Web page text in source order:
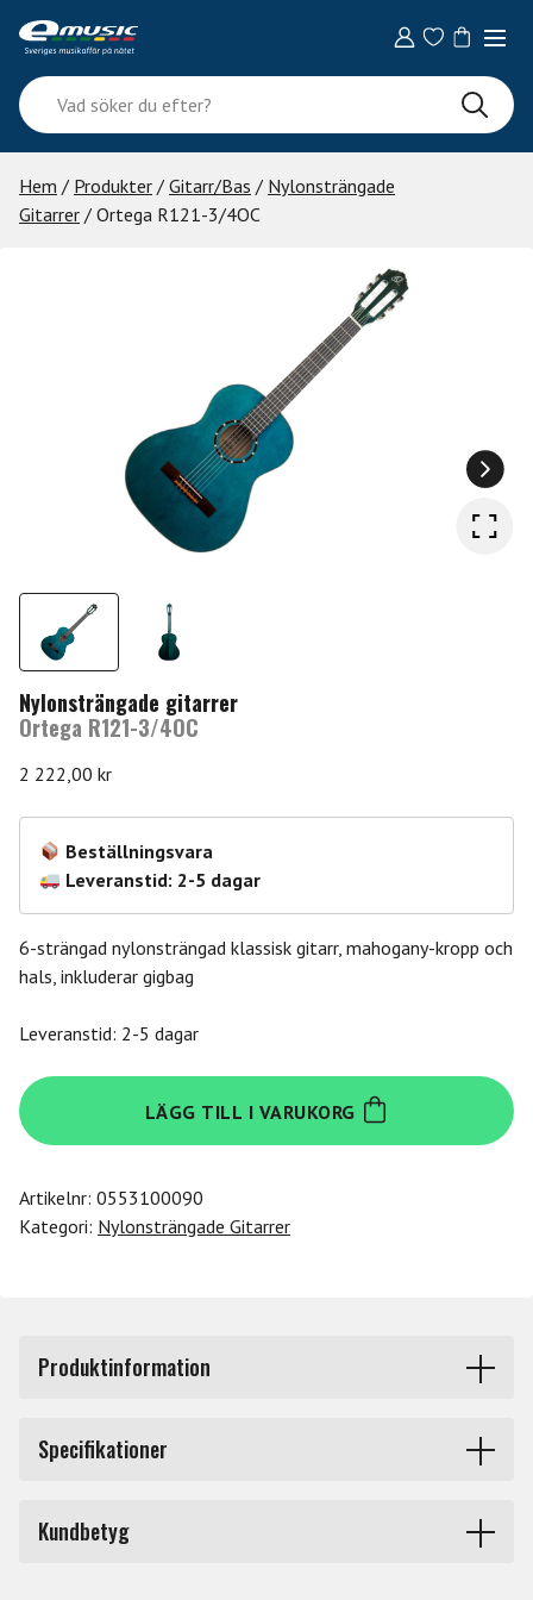
content
Vad
söker
du
efter?
Hem / Produkter / Gitarr/Bas / Nylonsträngade
Gitarrer / Ortega R121-3/4OC
Nylonsträngade gitarrer
Ortega R121-3/4OC
2 222,00 kr
Beställningsvara
Leveranstid: 2-5 dagar
6-strängad nylonsträngad klassisk gitarr, mahogany-kropp och
hals, inkluderar gigbag
Leveranstid: 2-5 dagar
Ortega
R121-
3/4OC
LÄGG TILL I VARUKORG
Artikelnr: 0553100090
Kategori: Nylonsträngade Gitarrer
Produktinformation
R121-3/4OC. Ortega nylonsträngad gitarr, Family Series.
Gloss Ocean Blue finish.
Ortega nylonsträngade gitarr i 3/4-storlek har en mindre
kropp och hals som lämpar sig för barn i åldersgruppen
Specifikationer
Kundbetyg